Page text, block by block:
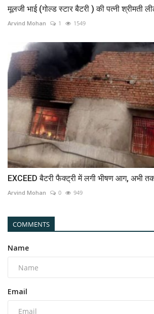
मूलजी भाई (गोल्ड स्टार बैटरी ) की पत्नी श्रीमती
Arvind Mohan 1 1549
EXCEED बैटरी फैक्‍ट्री में लगी भीषण आग, अभी
Arvind Mohan 0 949
COMMENTS
Name
Email